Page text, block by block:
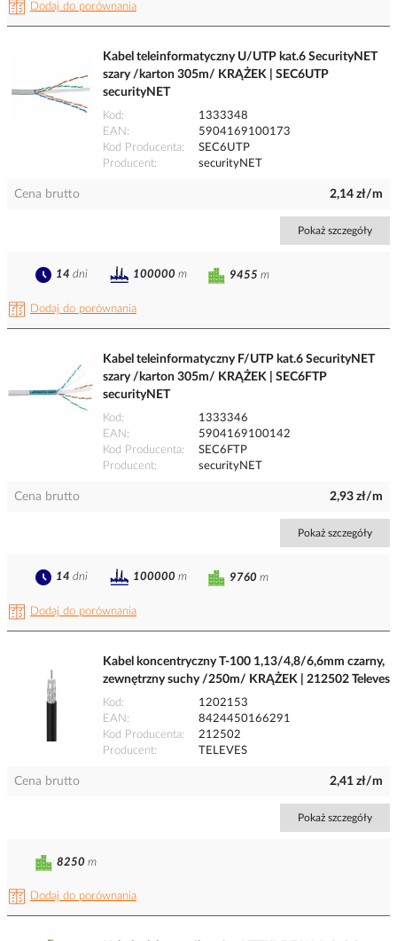
Dodaj do porównania
Kabel teleinformatyczny U/UTP kat.6 SecurityNET
szary /karton 305m/ KRĄŻEK | SEC6UTP
securityNET
Kod
1333348
EAN
5904169100173
Kod Producenta
SEC6UTP
Producent
securityNET
Cena brutto 2,14 zł/m
Pokaż szczegóły
Dodaj do porównania
9455 m
14 dni 100000 m
Kabel teleinformatyczny F/UTP kat.6 SecurityNET
szary /karton 305m/ KRĄŻEK | SEC6FTP
securityNET
Kod
1333346
EAN
5904169100142
Kod Producenta
SEC6FTP
Producent
securityNET
Cena brutto 2,93 zł/m
Pokaż szczegóły
Dodaj do porównania
9760 m
14 dni 100000 m
Kabel koncentryczny T-100 1,13/4,8/6,6mm czarny,
zewnętrzny suchy /250m/ KRĄŻEK | 212502 Televes
Kod
1202153
EAN
8424450166291
Kod Producenta
212502
Producent
TELEVES
Cena brutto 2,41 zł/m
Pokaż szczegóły
Dodaj do porównania
8250 m